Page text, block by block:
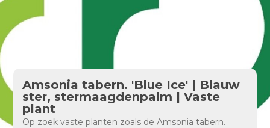
Amsonia tabern. 'Blue Ice' | Blauw
ster, stermaagdenpalm | Vaste
plant
Op zoek vaste planten zoals de Amsonia tabern.